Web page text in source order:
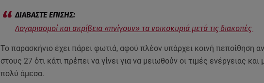
Λογαριασμοί και ακρίβεια «πνίγουν» τα νοικοκυριά μετά τις διακοπές
Το παρασκήνιο έχει πάρει φωτιά, αφού πλέον υπάρχει κοινή πεποίθηση
στους 27 ότι κάτι πρέπει να γίνει για να μειωθούν οι τιμές ενέργειας και
πολύ άμεσα.